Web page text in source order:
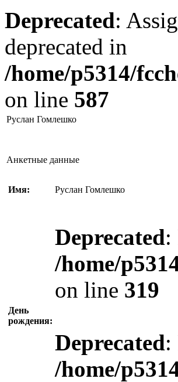
Deprecated:
deprecated in
/home/p5314/
on line 587
Руслан Гомлешко
Анкетные данные
Имя: Руслан Гомлешко
День
рождения:
Deprecated:
/home/
on line 319
Deprecated:
/home/